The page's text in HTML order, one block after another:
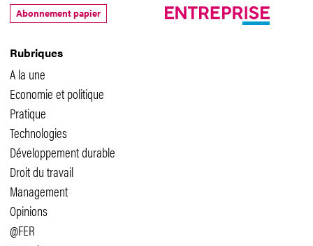
Rubriques
A la une
Economie et politique
Pratique
Technologies
Développement durable
Droit du travail
Management
Opinions
@FER
Abonnement papier